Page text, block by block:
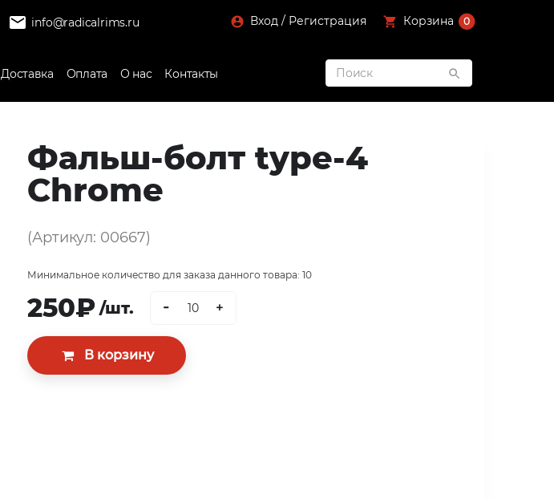
info@radicalrims.ru Вход / Регистрация Корзина 0
Доставка Оплата О нас Контакты
Фальш-болт type-4
Сhrome
(Артикул: 00667)
Минимальное количество для заказа данного товара: 10
250₽ /шт. - +